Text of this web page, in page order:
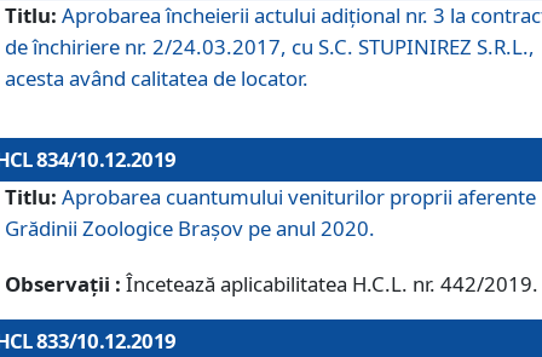
Titlu: Aprobarea încheierii actului adițional nr. 3 la
de închiriere nr. 2/24.03.2017, cu S.C. STUPINIREZ S.R.L.,
acesta având calitatea de locator.
834/10.12.2019
Titlu: Aprobarea cuantumului veniturilor proprii aferente
Grădinii Zoologice Braşov pe anul 2020.
Observații : Încetează aplicabilitatea H.C.L. nr. 442/2019.
833/10.12.2019